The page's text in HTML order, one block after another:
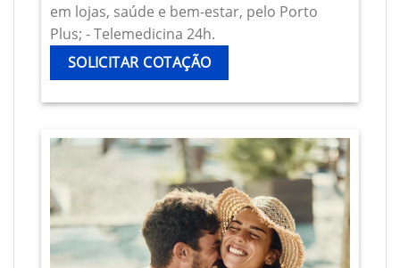
em lojas, saúde e bem-estar, pelo Porto
Plus; - Telemedicina 24h.
SOLICITAR COTAÇÃO